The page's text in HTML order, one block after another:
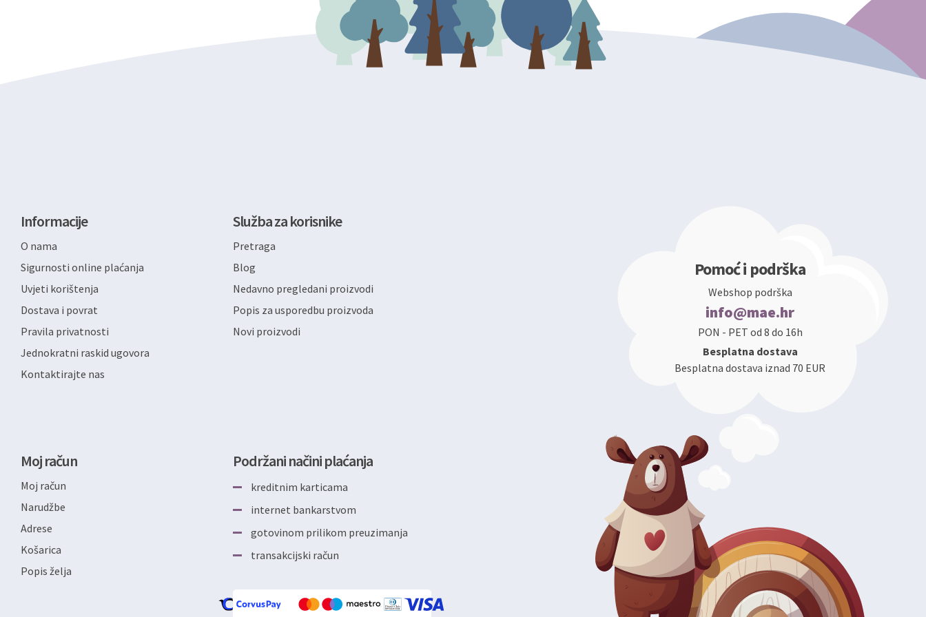
Informacije
O nama
Sigurnosti online plaćanja
Uvjeti korištenja
Dostava i povrat
Pravila privatnosti
Jednokratni raskid ugovora
Kontaktirajte nas
Služba za korisnike
Pretraga
Blog
Nedavno pregledani proizvodi
Popis za usporedbu proizvoda
Novi proizvodi
Moj račun
Moj račun
Narudžbe
Adrese
Košarica
Popis želja
Podržani načini plaćanja
kreditnim karticama
internet bankarstvom
gotovinom prilikom preuzimanja
transakcijski račun
Pomoć i podrška
Webshop podrška
info@mae.hr
PON - PET od 8 do 16h
Besplatna dostava
Besplatna dostava iznad 70 EUR